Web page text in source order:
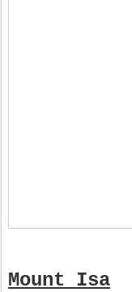
Mount Isa